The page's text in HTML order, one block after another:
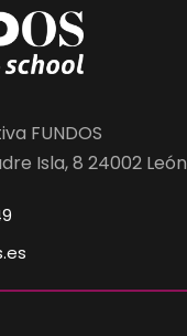
FUNDOS
Isla, 8 24002 León